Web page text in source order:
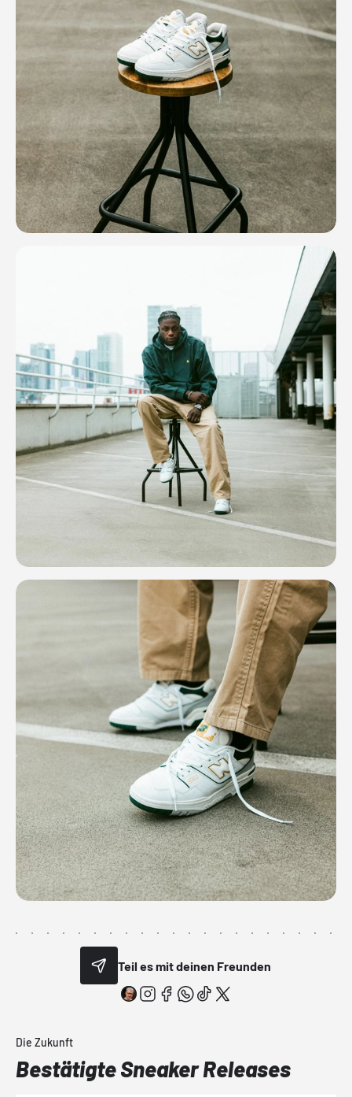
Teil es mit deinen Freunden
Die Zukunft
Bestätigte Sneaker Releases